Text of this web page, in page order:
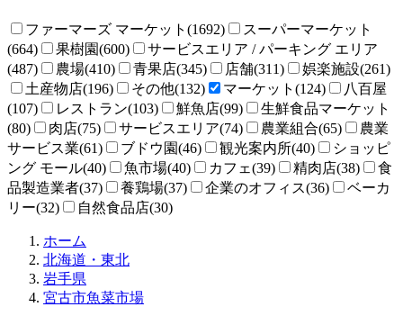
ファーマーズ マーケット(1692)
スーパーマーケット
(664)
果樹園(600)
サービスエリア / パーキング エリア
(487)
農場(410) 青果店(345) 店舗(311)
娯楽施設(261)
土産物店(196)
その他(132) マーケット(124)
八百屋
(107)
レストラン(103) 鮮魚店(99)
生鮮食品マーケット
(80)
肉店(75) サービスエリア(74) 農業組合(65)
農業
サービス業(61)
ブドウ園(46) 観光案内所(40)
ショッピ
ング モール(40)
魚市場(40) カフェ(39) 精肉店(38)
食
品製造業者(37)
養鶏場(37) 企業のオフィス(36)
ベーカ
リー(32)
自然食品店(30)
ホーム
売
ね
北海道・東北
岩手県
宮古市魚菜市場